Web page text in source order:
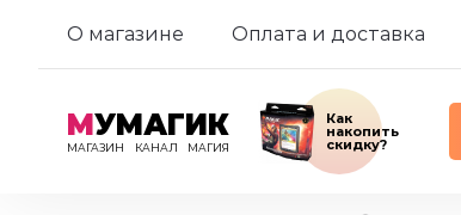
О магазине Оплата и доставка
МУМАГИК
МАГАЗИН КАНАЛ МАГИЯ
Как
накопить
скидку?